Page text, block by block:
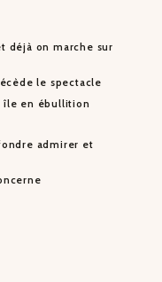
déjà on marche sur
le spectacle
île en ébullition
admirer et